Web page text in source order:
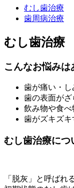
むし歯治療
歯周病治療
むし歯治療
こんなお悩みは
歯が痛い・し
歯の表面がざ
飲み物や食べ
歯がズキズキ
むし歯治療につ
「脱灰」と呼ば